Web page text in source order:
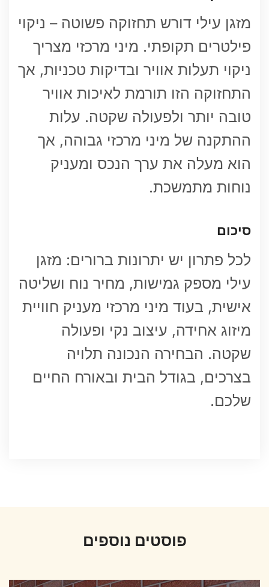
מזגן עילי דורש תחזוקה פשוטה – ניקוי
פילטרים תקופתי. מיני מרכזי מצריך
ניקוי תעלות אוויר ובדיקות טכניות, אך
התחזוקה הזו תורמת לאיכות אוויר
טובה יותר ולפעולה שקטה. עלות
ההתקנה של מיני מרכזי גבוהה, אך
הוא מעלה את ערך הנכס ומעניק
נוחות מתמשכת.
סיכום
לכל פתרון יש יתרונות ברורים: מזגן
עילי מספק גמישות, מחיר נוח ושליטה
אישית, בעוד מיני מרכזי מעניק חוויית
מיזוג אחידה, עיצוב נקי ופעולה
שקטה. הבחירה הנכונה תלויה
בצרכים, בגודל הבית ובאורח החיים
שלכם.
פוסטים נוספים